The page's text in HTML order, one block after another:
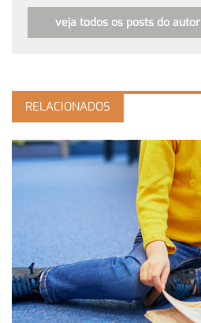
veja todos os posts do autor
RELACIONADOS